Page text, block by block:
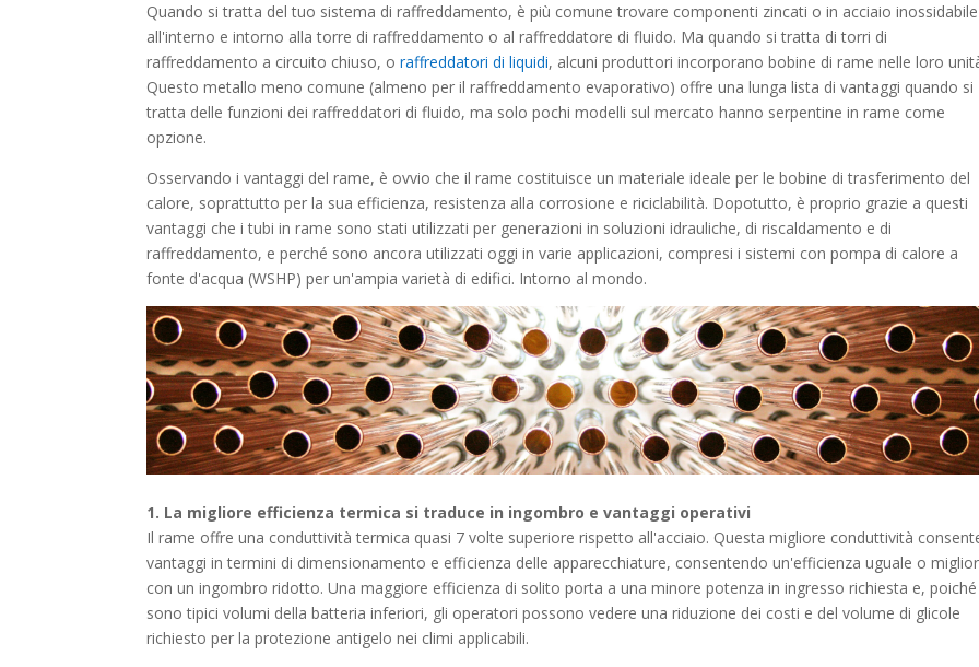
Quando si tratta del tuo sistema di raffreddamento, è più comune trovare componenti zincati o in acciaio inossidabile
all'interno e intorno alla torre di raffreddamento o al raffreddatore di fluido. Ma quando si tratta di torri di
raffreddamento a circuito chiuso, oraffreddatori di liquidi, alcuni produttori incorporano bobine di rame nelle loro
Questo metallo meno comune (almeno per il raffreddamento evaporativo) offre una lunga lista di vantaggi quando si
tratta delle funzioni dei raffreddatori di fluido, ma solo pochi modelli sul mercato hanno serpentine in rame come
opzione.
Osservando i vantaggi del rame, è ovvio che il rame costituisce un materiale ideale per le bobine di trasferimento del
calore, soprattutto per la sua efficienza, resistenza alla corrosione e riciclabilità. Dopotutto, è proprio grazie a questi
vantaggi che i tubi in rame sono stati utilizzati per generazioni in soluzioni idrauliche, di riscaldamento e di
raffreddamento, e perché sono ancora utilizzati oggi in varie applicazioni, compresi i sistemi con pompa di calore a
fonte d'acqua (WSHP) per un'ampia varietà di edifici. Intorno al mondo.
1. La migliore efficienza termica si traduce in ingombro e vantaggi operativi
Il rame offre una conduttività termica quasi 7 volte superiore rispetto all'acciaio. Questa migliore conduttività
vantaggi in termini di dimensionamento e efficienza delle apparecchiature, consentendo un'efficienza uguale o
con un ingombro ridotto. Una maggiore efficienza di solito porta a una minore potenza in ingresso richiesta e, poiché
sono tipici volumi della batteria inferiori, gli operatori possono vedere una riduzione dei costi e del volume di glicole
richiesto per la protezione antigelo nei climi applicabili.